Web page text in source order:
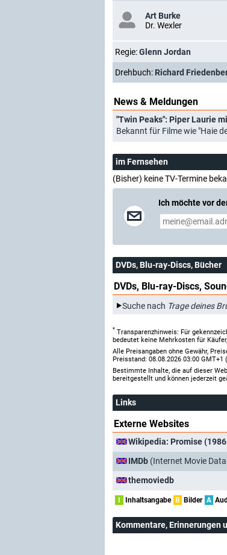
Art Burke
Dr. Wexler
Regie:Glenn Jordan
Drehbuch: Richard
News & Meldungen
"Twin Peaks": Piper Laurie
Bekannt für Filme wie "Haie
im Fernsehen
(Bisher) keine TV-Termine
Ich möchte vor
DVDs, Blu-ray-Discs, Bücher
DVDs, Blu-ray-Discs,
Suche nach Trage deines
* Transparenzhinweis: Für
bedeutet keine Mehrkosten für
Alle Preisangaben ohne Gewähr,
Preisstand: 08.08.2026 03:00 GMT+1 (
Bestimmte Inhalte, die auf dieser
bereitgestellt und können jederzeit
Links
Externe Websites
Wikipedia: Promise
IMDb (Internet Movie
themoviedb
I Inhaltsangabe B Bilder A
Kommentare, Erinnerungen